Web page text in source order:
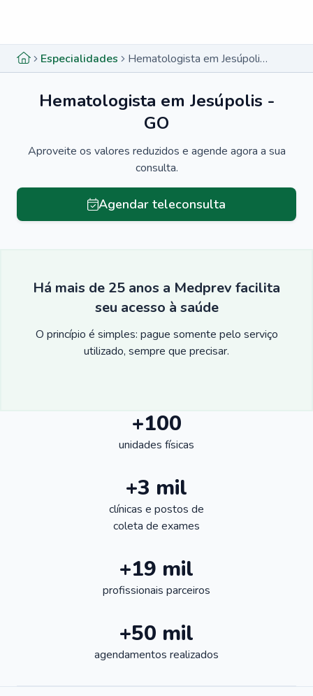
Especialidades Hematologista em Jesúpolis - GO
Hematologista em Jesúpolis -
GO
Aproveite os valores reduzidos e agende agora a sua
consulta.
Agendar teleconsulta
Há mais de 25 anos a Medprev facilita
seu acesso à saúde
O princípio é simples: pague somente pelo serviço
utilizado, sempre que precisar.
+100
unidades físicas
+3 mil
clínicas e postos de
coleta de exames
+19 mil
profissionais parceiros
+50 mil
agendamentos realizados